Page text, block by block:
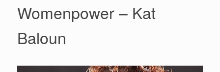
Womenpower – Kat
Baloun